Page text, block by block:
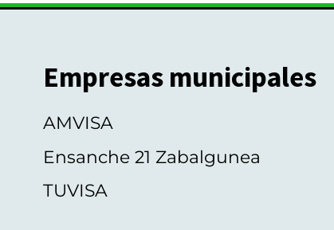
Empresas municipales
AMVISA
Ensanche 21 Zabalgunea
TUVISA